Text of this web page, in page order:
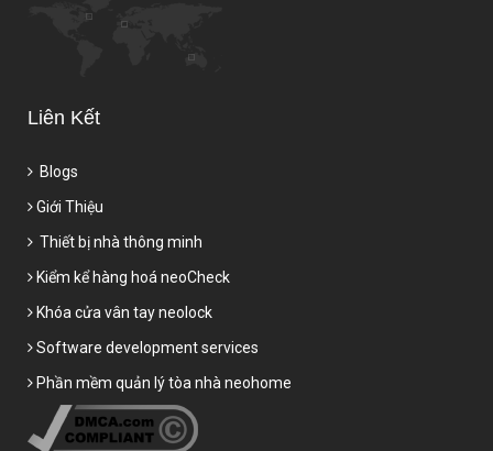
Liên Kết
Blogs
Giới Thiệu
Thiết bị nhà thông minh
Kiểm kể hàng hoá neoCheck
Khóa cửa vân tay neolock
Software development services
Phần mềm quản lý tòa nhà neohome